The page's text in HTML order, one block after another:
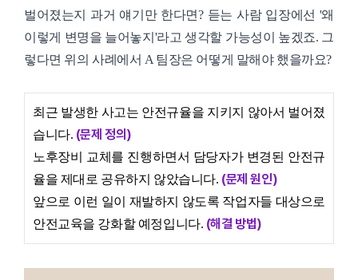
벌어졌는지 과거 얘기만 한다면? 듣는 사람 입장에선 '왜
이렇게 변명을 늘어놓지'라고 생각할 가능성이 높겠죠. 그
렇다면 위의 사례에서 A 팀장은 어떻게 말해야 했을까요?
최근 발생한 사고는 안전규율을 지키지 않아서 벌어졌
습니다. (문제 정의)
노후장비 교체를 진행하면서 담당자가 변경된 안전규
율을 제대로 공유하지 않았습니다. (문제 원인)
앞으로 이런 일이 재발하지 않도록 작업자들 대상으로
안전교육을 강화할 예정입니다. (해결 방법)